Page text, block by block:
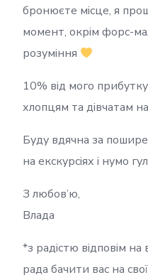
бронюєте місце, я
момент, окрім форс-
розуміння
10% від мого
хлопцям та дівчатам
Буду вдячна за
на екскурсіях і нумо
З любов’ю,
Влада
*з радістю відповім
рада бачити вас на